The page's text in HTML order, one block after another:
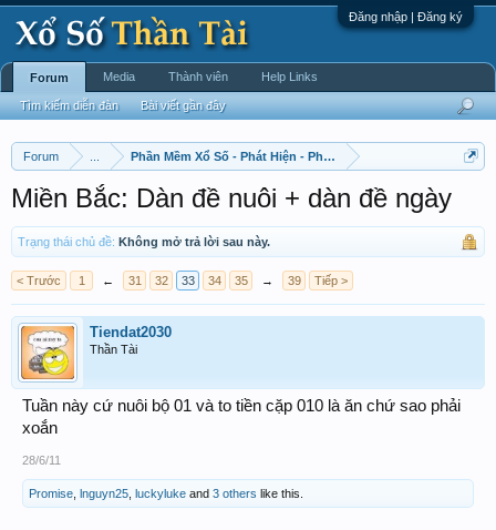
Đăng nhập | Đăng ký
Forum Phần Mềm Xổ Số - Phát Hiện - Phát Triển
Miền Bắc: Dàn đề nuôi + dàn đề ngày
Trạng thái chủ đề: Không mở trả lời sau này.
< Trước 1 ← 31 32 33 34 35 → 39 Tiếp >
Tiendat2030
Thần Tài
Tuần này cứ nuôi bộ 01 và to tiền cặp 010 là ăn chứ sao phải
xoắn
28/6/11
Promise lnguyn25 luckyluke and 3 others like this.
Forum
Tìm kiếm diễn đàn Bài viết gần đây
Media Thành viên Help Links